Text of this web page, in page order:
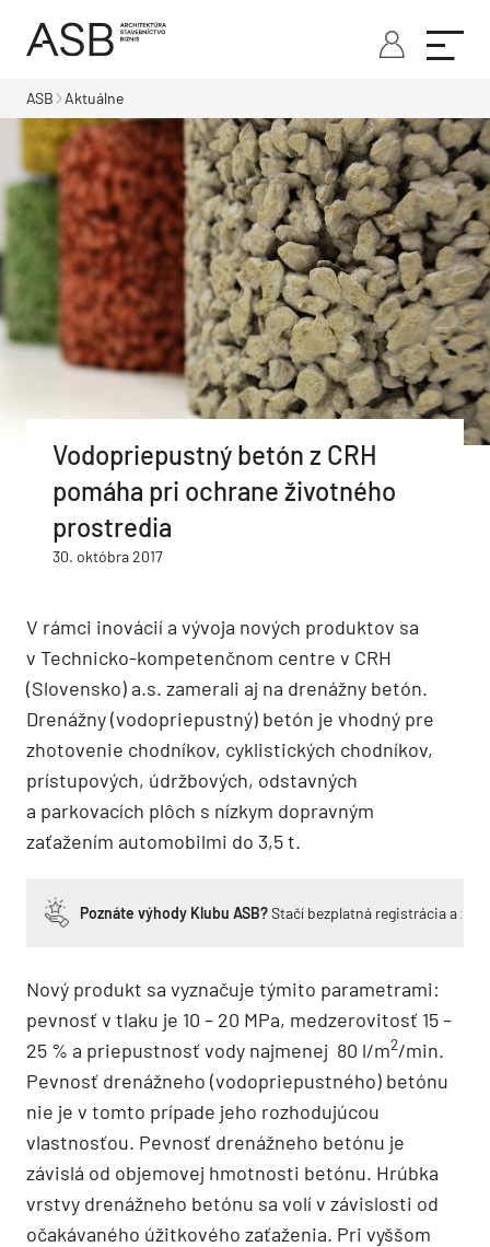
ASB Aktuálne
Vodopriepustný betón z CRH
pomáha pri ochrane životného
prostredia
30. októbra 2017
V rámci inovácií a vývoja nových produktov sa
v Technicko-kompetenčnom centre v CRH
(Slovensko) a.s. zamerali aj na drenážny betón.
Drenážny (vodopriepustný) betón je vhodný pre
zhotovenie chodníkov, cyklistických chodníkov,
prístupových, údržbových, odstavných
a parkovacích plôch s nízkym dopravným
zaťažením automobilmi do 3,5 t.
Poznáte výhody Klubu ASB?Stačí bezplatná registrácia a
Nový produkt sa vyznačuje týmito parametrami:
pevnosť v tlaku je 10 – 20 MPa, medzerovitosť 15 –
25 % a priepustnosť vody najmenej 80 l/m2/min.
Pevnosť drenážneho (vodopriepustného) betónu
nie je v tomto prípade jeho rozhodujúcou
vlastnosťou. Pevnosť drenážneho betónu je
závislá od objemovej hmotnosti betónu. Hrúbka
vrstvy drenážneho betónu sa volí v závislosti od
očakávaného úžitkového zaťaženia. Pri vyššom